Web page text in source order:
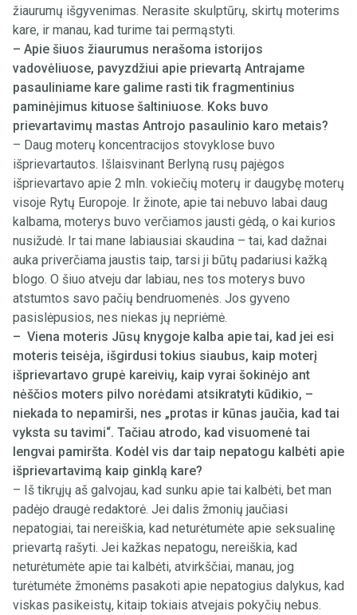
žiaurumų išgyvenimas. Nerasite skulptūrų, skirtų moterims
kare, ir manau, kad turime tai permąstyti.
– Apie šiuos žiaurumus nerašoma istorijos
vadovėliuose, pavyzdžiui apie prievartą Antrajame
pasauliniame kare galime rasti tik fragmentinius
paminėjimus kituose šaltiniuose. Koks buvo
prievartavimų mastas Antrojo pasaulinio karo metais?
– Daug moterų koncentracijos stovyklose buvo
išprievartautos. Išlaisvinant Berlyną rusų pajėgos
išprievartavo apie 2 mln. vokiečių moterų ir daugybę moterų
visoje Rytų Europoje. Ir žinote, apie tai nebuvo labai daug
kalbama, moterys buvo verčiamos jausti gėdą, o kai kurios
nusižudė. Ir tai mane labiausiai skaudina – tai, kad dažnai
auka priverčiama jaustis taip, tarsi ji būtų padariusi kažką
blogo. O šiuo atveju dar labiau, nes tos moterys buvo
atstumtos savo pačių bendruomenės. Jos gyveno
pasislėpusios, nes niekas jų nepriėmė.
– Viena moteris Jūsų knygoje kalba apie tai, kad jei esi
moteris teisėja, išgirdusi tokius siaubus, kaip moterį
išprievartavo grupė kareivių, kaip vyrai šokinėjo ant
nėščios moters pilvo norėdami atsikratyti kūdikio, –
niekada to nepamirši, nes „protas ir kūnas jaučia, kad tai
vyksta su tavimi“. Tačiau atrodo, kad visuomenė tai
lengvai pamiršta. Kodėl vis dar taip nepatogu kalbėti apie
išprievartavimą kaip ginklą kare?
– Iš tikrųjų aš galvojau, kad sunku apie tai kalbėti, bet man
padėjo draugė redaktorė. Jei dalis žmonių jaučiasi
nepatogiai, tai nereiškia, kad neturėtumėte apie seksualinę
prievartą rašyti. Jei kažkas nepatogu, nereiškia, kad
neturėtumėte apie tai kalbėti, atvirkščiai, manau, jog
turėtumėte žmonėms pasakoti apie nepatogius dalykus, kad
viskas pasikeistų, kitaip tokiais atvejais pokyčių nebus.